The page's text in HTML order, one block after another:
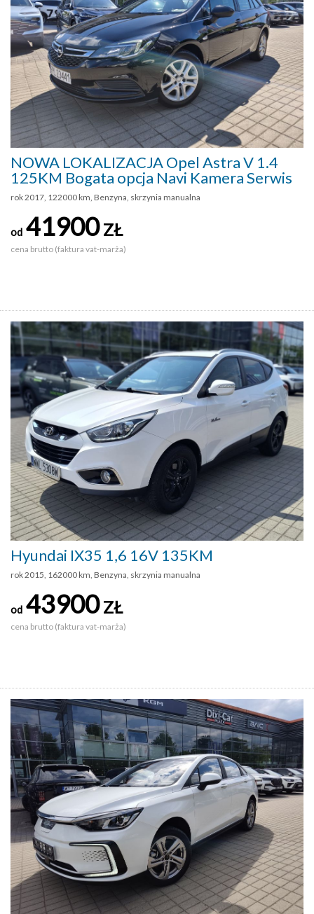
NOWA LOKALIZACJA Opel Astra V 1.4
125KM Bogata opcja Navi Kamera Serwis
rok 2017, 122000 km, Benzyna, skrzynia manualna
od 41900ZŁ
cena brutto (faktura vat-marża)
Hyundai IX35 1,6 16V 135KM
rok 2015, 162000 km, Benzyna, skrzynia manualna
od 43900ZŁ
cena brutto (faktura vat-marża)